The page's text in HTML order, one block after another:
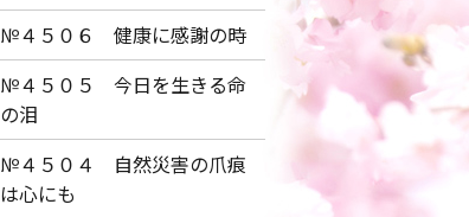
№４５０６ 健康に感謝の時
№４５０５ 今日を生きる命
の泪
№４５０４ 自然災害の爪痕
は心にも